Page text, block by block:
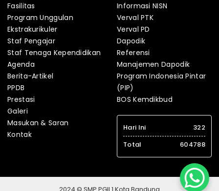
Fasilitas
Program Unggulan
Ekstrakurikuler
Staf Pengajar
Staf Tenaga Kependidikan
Agenda
Berita-Artikel
PPDB
Prestasi
Galeri
Masukan & Saran
Kontak
Informasi NISN
Verval PTK
Verval PD
Dapodik
Referensi
Manajemen Dapodik
Program Indonesia Pintar
(PIP)
BOS Kemdikbud
Hari Ini
322
Total
604788